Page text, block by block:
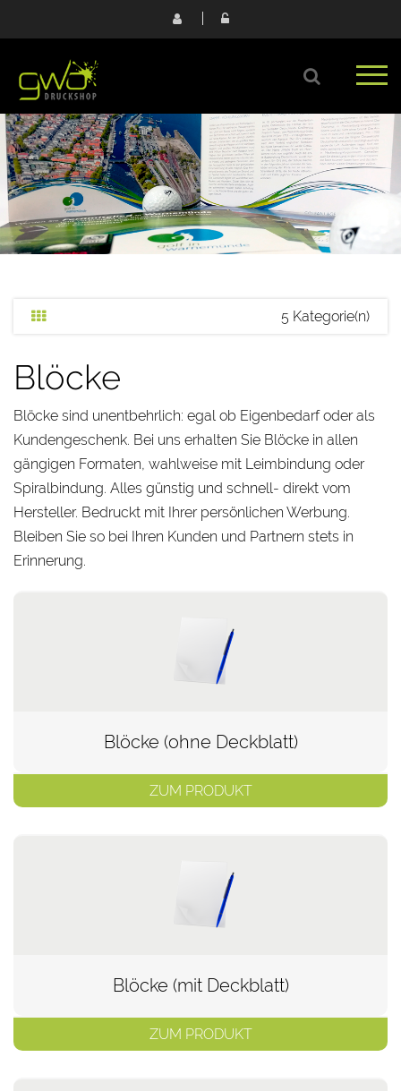
5 Kategorie(n)
Blöcke
Blöcke sind unentbehrlich: egal ob Eigenbedarf oder als
Kundengeschenk. Bei uns erhalten Sie Blöcke in allen
gängigen Formaten, wahlweise mit Leimbindung oder
Spiralbindung. Alles günstig und schnell- direkt vom
Hersteller. Bedruckt mit Ihrer persönlichen Werbung.
Bleiben Sie so bei Ihren Kunden und Partnern stets in
Erinnerung.
Blöcke (ohne Deckblatt)
ZUM PRODUKT
Blöcke (mit Deckblatt)
ZUM PRODUKT